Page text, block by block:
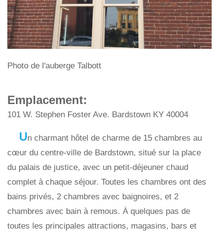
Photo de l'auberge Talbott
Emplacement:
101 W. Stephen Foster Ave. Bardstown KY 40004
Un charmant hôtel de charme de 15 chambres au
cœur du centre-ville de Bardstown, situé sur la place
du palais de justice, avec un petit-déjeuner chaud
complet à chaque séjour. Toutes les chambres ont des
bains privés, 2 chambres avec baignoires, et 2
chambres avec bain à remous. À quelques pas de
toutes les principales attractions, magasins, bars et